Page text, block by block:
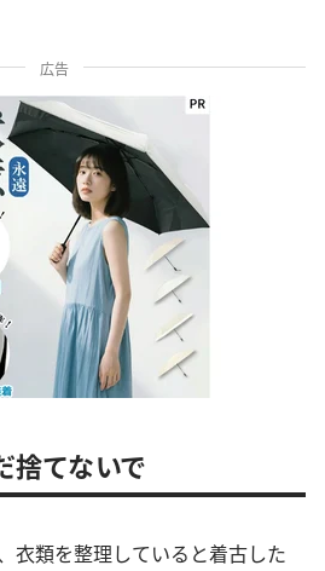
広告
捨てないで
衣類を整理していると着古した